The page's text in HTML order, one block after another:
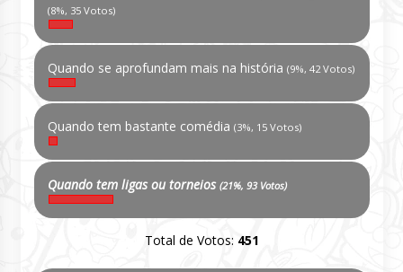
(8%, 35 Votos)
Quando se aprofundam mais na história (9%, 42 Votos)
Quando tem bastante comédia (3%, 15 Votos)
Quando tem ligas ou torneios (21%, 93 Votos)
Total de Votos: 451